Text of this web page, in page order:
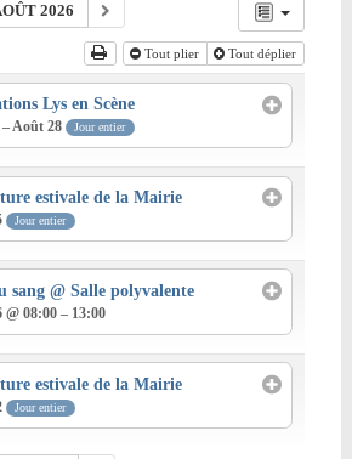
2026
Tout plier Tout déplier
Lys en Scène
– Août 28 Jour entier
estivale de la Mairie
Jour entier
sang@ Salle polyvalente
@ 08:00 – 13:00
estivale de la Mairie
Jour entier